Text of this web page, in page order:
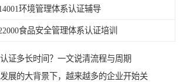
环境管理体系认证辅导
食品安全管理体系认证培训
证多长时间？一文说清流程与周期
展的大背景下，越来越多的企业开始关